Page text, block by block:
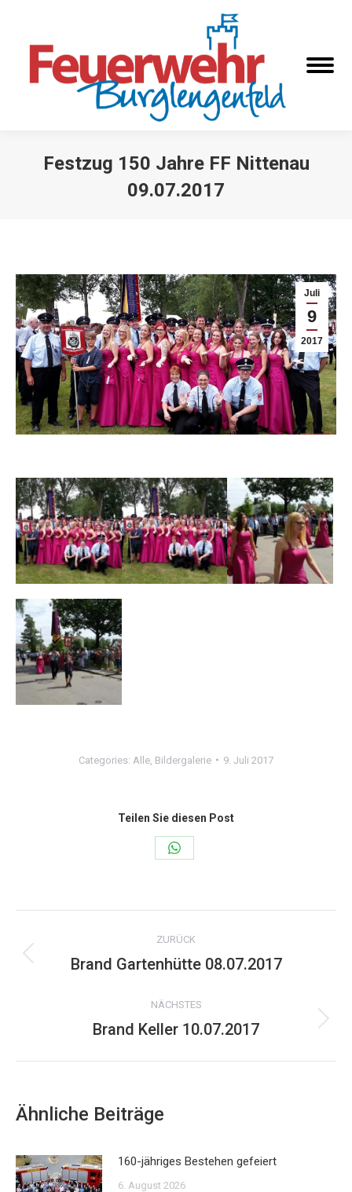
Festzug 150 Jahre FF Nittenau
09.07.2017
Juli
9
2017
Categories: Alle Bildergalerie 9. Juli 2017
Teilen Sie diesen Post
Share
Kommentarnavigation
ZURÜCK
Vorheriger
Brand Gartenhütte 08.07.2017
NÄCHSTES
Nächster
Brand Keller 10.07.2017
Ähnliche Beiträge
160-jähriges Bestehen gefeiert
6. August 2026